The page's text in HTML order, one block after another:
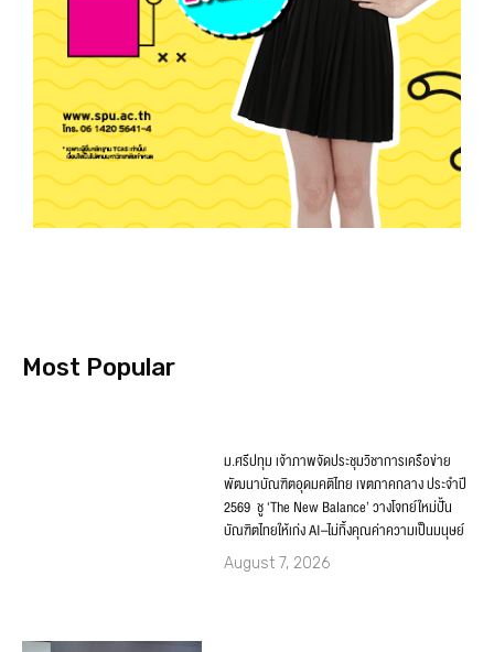
Most Popular
ม.ศรีปทุม เจ้าภาพจัดประชุมวิชาการเครือข่าย
พัฒนาบัณฑิตอุดมคติไทย เขตภาคกลาง ประจำปี
2569 ชู ‘The New Balance’ วางโจทย์ใหม่ปั้น
บัณฑิตไทยให้เก่ง AI–ไม่ทิ้งคุณค่าความเป็นมนุษย์
August 7, 2026